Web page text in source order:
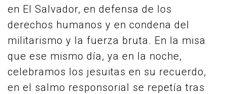
en El Salvador, en defensa de los
derechos humanos y en condena del
militarismo y la fuerza bruta. En la misa
que ese mismo día, ya en la noche,
celebramos los jesuitas en su recuerdo,
en el salmo responsorial se repetía tras